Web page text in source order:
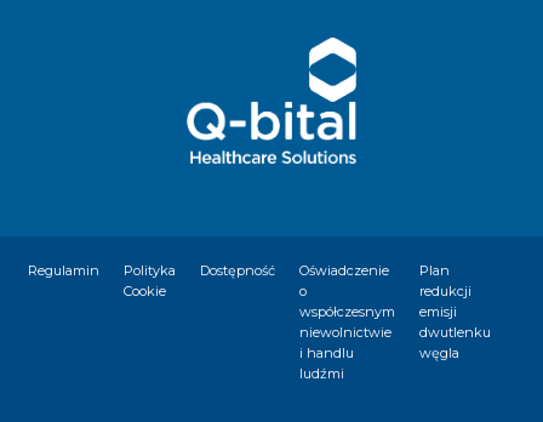
Regulamin
Polityka
Cookie
Dostępność
Oświadczenie
o
współczesnym
niewolnictwie
i handlu
ludźmi
Plan
redukcji
emisji
dwutlenku
węgla